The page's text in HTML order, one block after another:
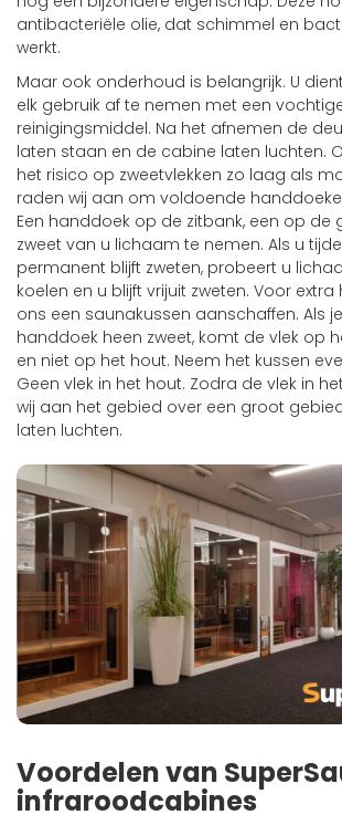
antibacteriële olie, dat schimmel en
werkt.
Maar ook onderhoud is belangrijk. U
elk gebruik af te nemen met een
reinigingsmiddel. Na het afnemen de
laten staan ​​en de cabine laten luchten.
het risico op zweetvlekken zo laag als
raden wij aan om voldoende
Een handdoek op de zitbank, een op de
zweet van u lichaam te nemen. Als u
permanent blijft zweten, probeert u
koelen en u blijft vrijuit zweten. Voor
ons een saunakussen aanschaffen. Als
handdoek heen zweet, komt de vlek op
en niet op het hout. Neem het kussen
Geen vlek in het hout. Zodra de vlek in
wij aan het gebied over een groot
laten luchten.
Voordelen van
infraroodcabines